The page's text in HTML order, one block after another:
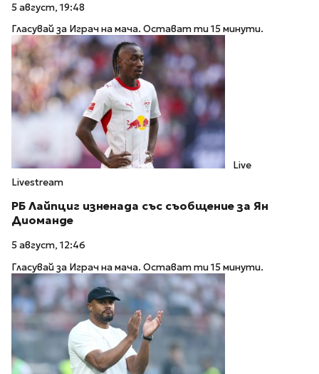
5 август, 19:48
Гласувай за Играч на мача. Остават ти 15 минути.
Live
Livestream
РБ Лайпциг изненада със съобщение за Ян
Диоманде
5 август, 12:46
Гласувай за Играч на мача. Остават ти 15 минути.